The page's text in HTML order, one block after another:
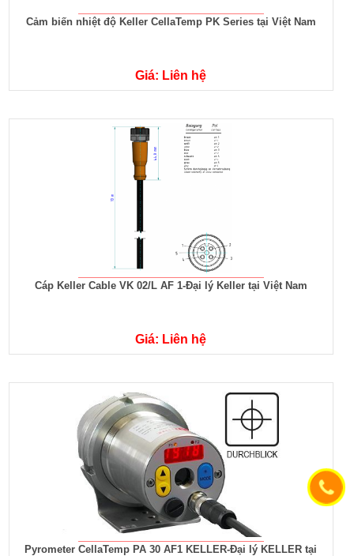
Cảm biến nhiệt độ Keller CellaTemp PK Series tại Việt Nam
Giá: Liên hệ
Cáp Keller Cable VK 02/L AF 1-Đại lý Keller tại Việt Nam
Giá: Liên hệ
Pyrometer CellaTemp PA 30 AF1 KELLER-Đại lý KELLER tại